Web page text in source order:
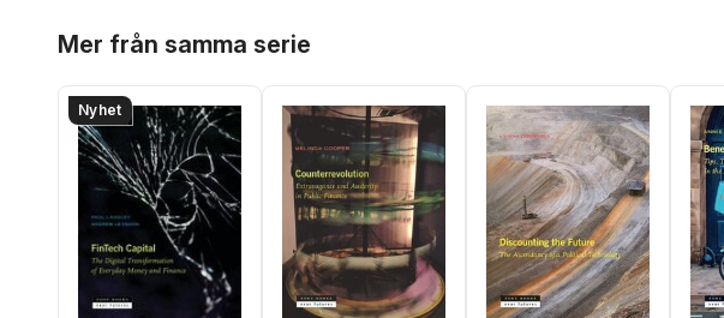
Mer från samma serie
Nyhet